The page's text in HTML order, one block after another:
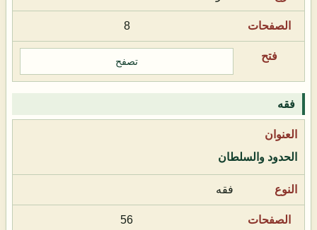
8
تصفح
فقه
الحدود والسلطان
فقه
56